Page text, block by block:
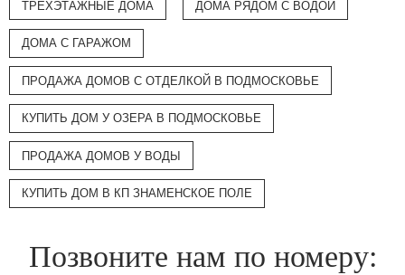
ТРЕХЭТАЖНЫЕ ДОМА ДОМА РЯДОМ С ВОДОЙ
ДОМА С ГАРАЖОМ
ПРОДАЖА ДОМОВ С ОТДЕЛКОЙ В ПОДМОСКОВЬЕ
КУПИТЬ ДОМ У ОЗЕРА В ПОДМОСКОВЬЕ
ПРОДАЖА ДОМОВ У ВОДЫ
КУПИТЬ ДОМ В КП ЗНАМЕНСКОЕ ПОЛЕ
Позвоните нам по номеру: